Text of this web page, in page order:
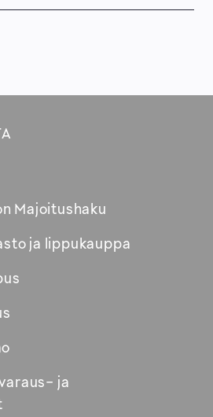
Majoitushaku
ikkunaan
ja lippukauppa
ja